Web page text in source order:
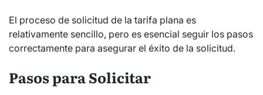
El proceso de solicitud de la tarifa plana es
relativamente sencillo, pero es esencial seguir los pasos
correctamente para asegurar el éxito de la solicitud.
Pasos para Solicitar